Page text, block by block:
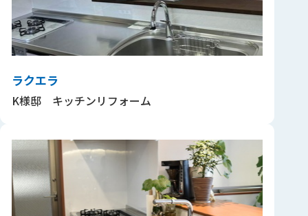
ラクエラ
K様邸 キッチンリフォーム